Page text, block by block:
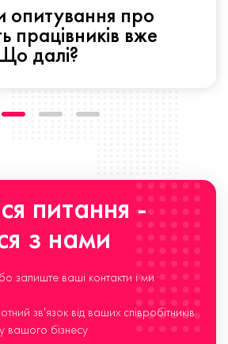
опитування про
працівників вже
далі?
питання -
з нами
залиште ваші контакти і ми
зв'язок від ваших співробітників
вашого бізнесу